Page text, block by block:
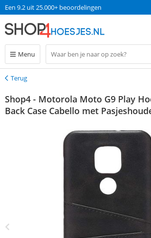
Een 9.2 uit 25.000+ beoordelingen
Menu
Terug
Terug
Shop4 - Motorola Moto G9 Play
Back Case Cabello met